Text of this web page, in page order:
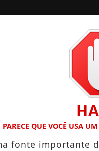
QUE CHEGAM A R$ 3,8
PARECE QUE VOCÊ USA
fonte importante